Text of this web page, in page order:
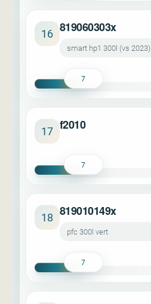
16 819060303x
smart hp1 300l (vs 2023)
7
17 f2010
7
18 819010149x
pfc 300l vert
7